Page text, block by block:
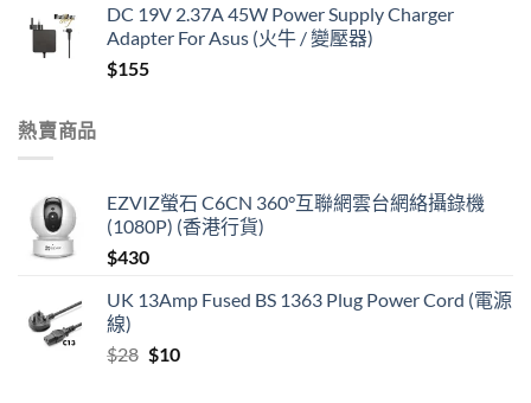
DC 19V 2.37A 45W Power Supply Charger
Adapter For Asus (火牛 / 變壓器)
$155
熱賣商品
EZVIZ螢石 C6CN 360°互聯網雲台網絡攝錄機
(1080P) (香港行貨)
$430
UK 13Amp Fused BS 1363 Plug Power Cord (電源
線)
$28 Original
$10Current